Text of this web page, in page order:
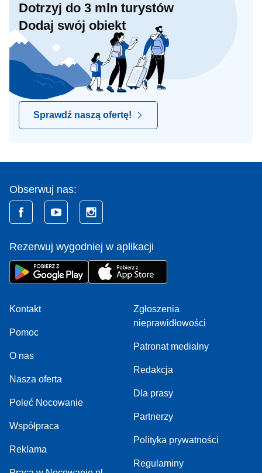
Dotrzyj do 3 mln turystów
Dodaj swój obiekt
Sprawdź naszą ofertę!
Obserwuj nas:
Rezerwuj wygodniej w aplikacji
Kontakt
Pomoc
O nas
Nasza oferta
Poleć Nocowanie
Współpraca
Reklama
Zgłoszenia
nieprawidłowości
Patronat medialny
Redakcja
Dla prasy
Partnerzy
Polityka prywatności
Regulaminy